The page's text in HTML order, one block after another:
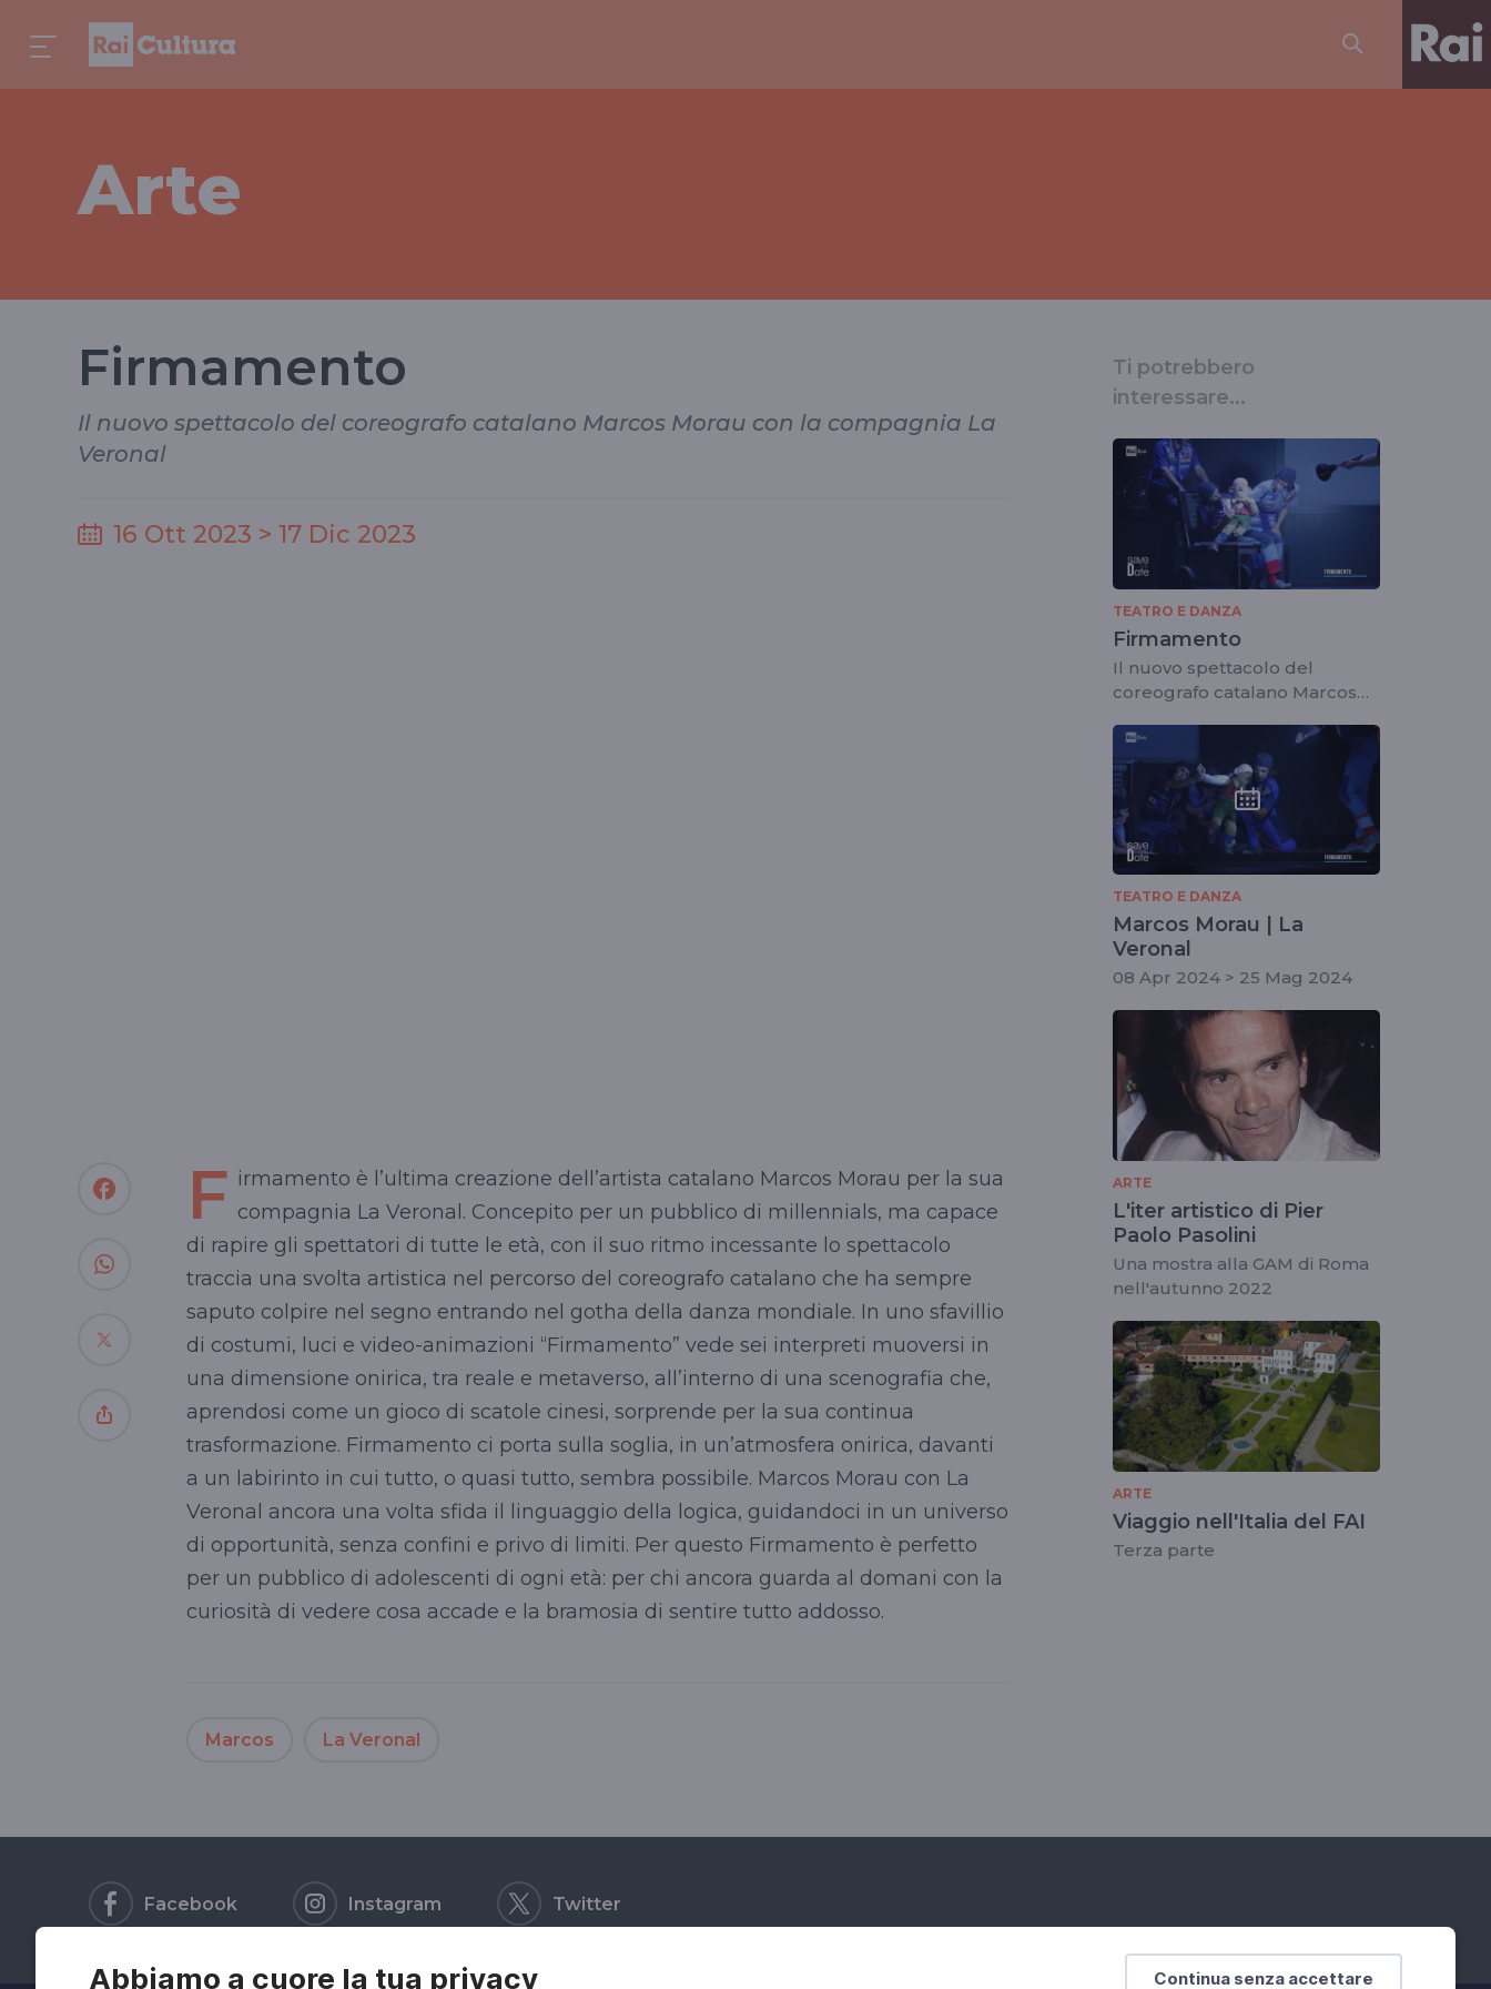
Continua senza accettare
Abbiamo a cuore la tua privacy
Arte
Firmamento
Il nuovo spettacolo del coreografo catalano Marcos Morau con la compagnia La
Veronal
16 Ott 2023 > 17 Dic 2023
F irmamento è l’ultima creazione dell’artista catalano Marcos Morau per la sua
compagnia La Veronal. Concepito per un pubblico di millennials, ma capace
di rapire gli spettatori di tutte le età, con il suo ritmo incessante lo spettacolo
traccia una svolta artistica nel percorso del coreografo catalano che ha sempre
saputo colpire nel segno entrando nel gotha della danza mondiale. In uno sfavillio
di costumi, luci e video-animazioni “Firmamento” vede sei interpreti muoversi in
una dimensione onirica, tra reale e metaverso, all’interno di una scenografia che,
aprendosi come un gioco di scatole cinesi, sorprende per la sua continua
trasformazione. Firmamento ci porta sulla soglia, in un’atmosfera onirica, davanti
a un labirinto in cui tutto, o quasi tutto, sembra possibile. Marcos Morau con La
Veronal ancora una volta sfida il linguaggio della logica, guidandoci in un universo
di opportunità, senza confini e privo di limiti. Per questo Firmamento è perfetto
per un pubblico di adolescenti di ogni età: per chi ancora guarda al domani con la
curiosità di vedere cosa accade e la bramosia di sentire tutto addosso.
Marcos La Veronal
Ti potrebbero
interessare...
TEATRO E DANZA
Firmamento
Il nuovo spettacolo del
coreografo catalano Marcos
Veronal
TEATRO E DANZA
Marcos Morau | La
Veronal
08 Apr 2024 > 25 Mag 2024
ARTE
L'iter artistico di Pier
Paolo Pasolini
Una mostra alla GAM di Roma
nell'autunno 2022
ARTE
Viaggio nell'Italia del FAI
Terza parte
Facebook Instagram Twitter